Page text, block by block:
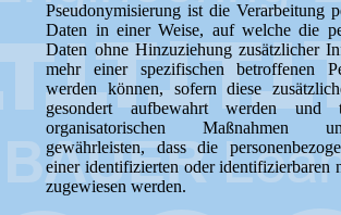
Pseudonymisierung ist die Verarbeitung
Daten in einer Weise, auf welche die
Daten ohne Hinzuziehung zusätzlicher
mehr einer spezifischen betroffenen
werden können, sofern diese
gesondert aufbewahrt werden und
organisatorischen Maßnahmen
gewährleisten, dass die
einer identifizierten oder identifizierbaren
zugewiesen werden.